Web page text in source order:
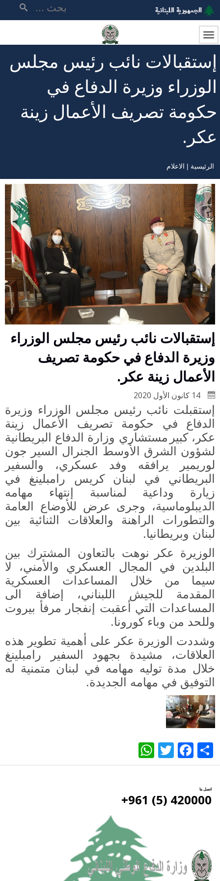
تجاوز
إلى
المحتوى
الرئيسي
إستقبالات نائب رئيس مجلس
الوزراء وزيرة الدفاع في
حكومة تصريف الأعمال زينة
عكر.
مسار
التنقل
الرئيسية الاعلام
إستقبالات نائب رئيس مجلس الوزراء
وزيرة الدفاع في حكومة تصريف
الأعمال زينة عكر.
إستقبلت نائب رئيس مجلس الوزراء وزيرة
الدفاع في حكومة تصريف الأعمال زينة
عكر، كبير مستشاري وزارة الدفاع البريطانية
لشؤون الشرق الأوسط الجنرال السير جون
لوريمير يرافقه وفد عسكري، والسفير
البريطاني في لبنان كريس رامبلينغ في
زيارة وداعية لمناسبة إنتهاء مهامه
الديبلوماسية، وجرى عرض للأوضاع العامة
والتطورات الراهنة والعلاقات الثنائية بين
لبنان وبريطانيا.
الوزيرة عكر
نوهت بالتعاون المشترك بين
البلدين في المجال العسكري والأمني، لا
سيما من خلال المساعدات العسكرية
المقدمة للجيش اللبناني، إضافة الى
المساعدات التي أعقبت إنفجار مرفأ بيروت
وللحد من وباء كورونا.
وشددت الوزيرة عكر على أهمية تطوير هذه
العلاقات، مشيدة بجهود السفير رامبلينغ
خلال مدة توليه مهامه في لبنان متمنية له
التوفيق في مهامه الجديدة.
Share
Facebook
Twitter
اتصل بنا
420000 (5) 961+